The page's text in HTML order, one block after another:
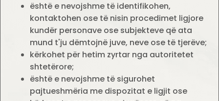
është e nevojshme të identifikohen,
kontaktohen ose të nisin procedimet ligjore
kundër personave ose subjekteve që ata
mund t'ju dëmtojnë juve, neve ose të tjerëve;
kërkohet për hetim zyrtar nga autoritetet
shtetërore;
është e nevojshme të sigurohet
pajtueshmëria me dispozitat e ligjit ose